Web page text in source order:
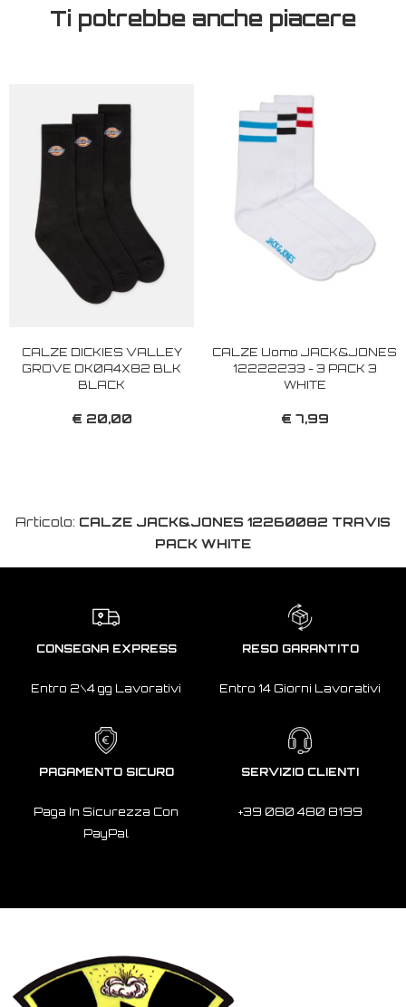
Ti potrebbe anche piacere
CALZE DICKIES VALLEY
GROVE DK0A4X82 BLK
BLACK
€ 20,00
CALZE Uomo JACK&JONES
12222233 - 3 PACK 3
WHITE
€ 7,99
Articolo: CALZE JACK&JONES 12260082 TRAVIS
PACK WHITE
CONSEGNA EXPRESS
Entro 2\4 gg Lavorativi
RESO GARANTITO
Entro 14 Giorni Lavorativi
PAGAMENTO SICURO
Paga In Sicurezza Con
PayPal
SERVIZIO CLIENTI
+39 080 480 8199